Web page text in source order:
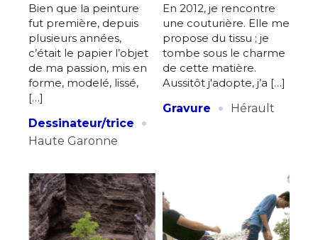
Bien que la peinture
fut première, depuis
plusieurs années,
c’était le papier l’objet
de ma passion, mis en
forme, modelé, lissé,
[…]
Dessinateur/trice
·
Haute Garonne
En 2012, je rencontre
une couturière. Elle me
propose du tissu ; je
tombe sous le charme
de cette matière.
Aussitôt j'adopte, j’a […]
Gravure
· Hérault